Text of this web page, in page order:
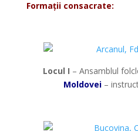
Formații consacrate:
Locul I – Ansamblul
Moldovei–